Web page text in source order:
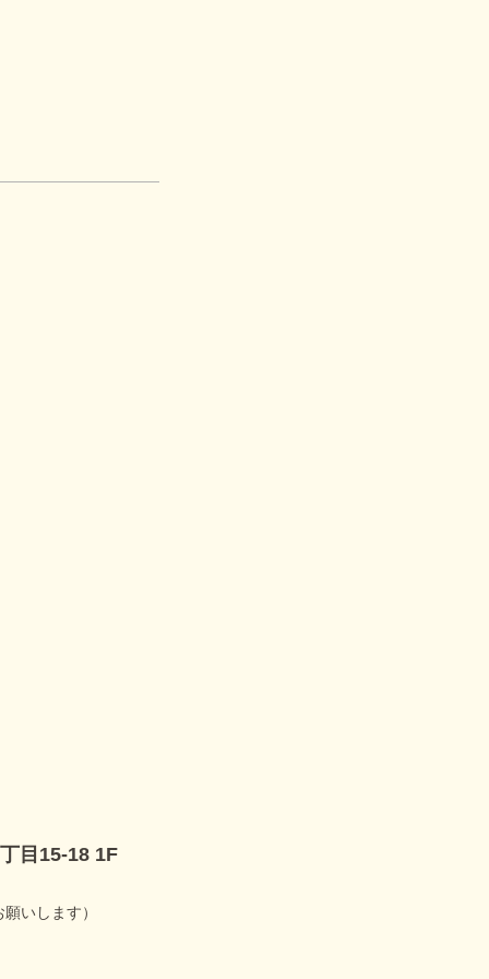
目15-18 1F
いします）